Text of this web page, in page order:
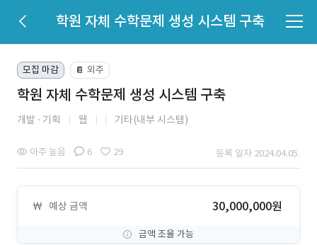
학원 자체 수학문제 생성 시스템 구축
모집 마감 📔 외주
학원 자체 수학문제 생성 시스템 구축
개발 기획 웹 기타(내부 시스템)
아주 높음 6 29 등록 일자 2024.04.05.
예상 금액 30,000,000원
금액 조율 가능